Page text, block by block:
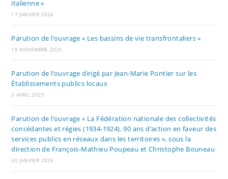
italienne »
17 JANVIER 2026
Parution de l’ouvrage « Les bassins de vie transfrontaliers »
18 NOVEMBRE 2025
Parution de l’ouvrage dirigé par Jean-Marie Pontier sur les
Établissements publics locaux
3 AVRIL 2025
Parution de l’ouvrage « La Fédération nationale des collectivités
concédantes et régies (1934-1924). 90 ans d’action en faveur des
services publics en réseaux dans les territoires », sous la
direction de François-Mathieu Poupeau et Christophe Bouneau
30 JANVIER 2025